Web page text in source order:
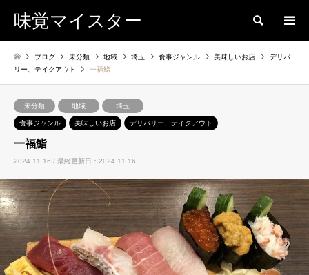
味覚マイスター 検索
ブログ 未分類 地域 埼玉 食事ジャンル 美味しいお店
デリバ
リー、テイクアウト
一福鮨
未分類 地域 埼玉
食事ジャンル 美味しいお店 デリバリー、テイクアウト
一福鮨
2024.11.16 / 最終更新日：2024.11.16